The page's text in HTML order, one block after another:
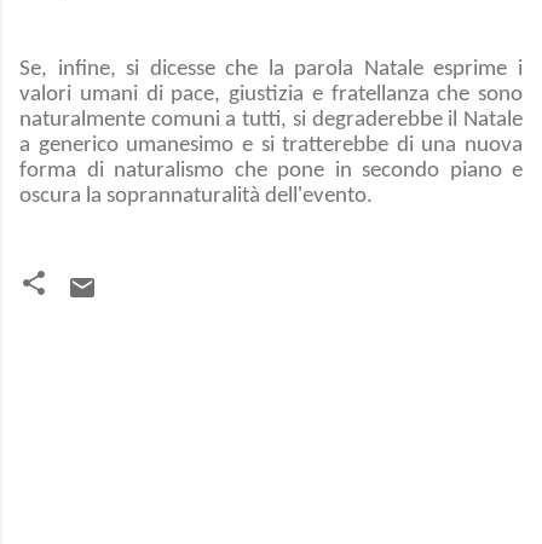
Se, infine, si dicesse che la parola Natale esprime i
valori umani di pace, giustizia e fratellanza che sono
naturalmente comuni a tutti, si degraderebbe il Natale
a generico umanesimo e si tratterebbe di una nuova
forma di naturalismo che pone in secondo piano e
oscura la soprannaturalità dell'evento.